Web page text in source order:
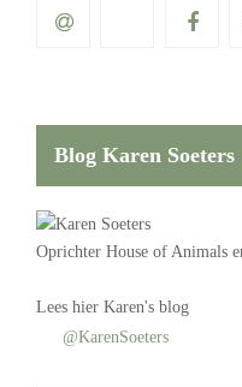
Blog Karen Soeters
Oprichter House of Animals
Lees hier Karen's blog
@KarenSoeters